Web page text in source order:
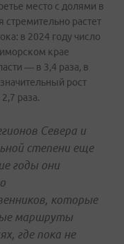
место с долями в
стремительно растет
в 2024 году число
крае
— в 3,4 раза, в
рост
раза.
Севера и
степени еще
годы они
которые
маршруты
где пока не